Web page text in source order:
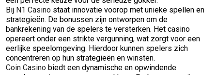
Bij N1 Casino staat innovatie voorop met unieke spellen en
strategieën. De bonussen zijn ontworpen om de
bankrekening van de spelers te versterken. Het casino
opereert onder een strikte vergunning, wat zorgt voor een
eerlijke speelomgeving. Hierdoor kunnen spelers zich
concentreren op hun strategieën en winsten.
Coin Casino biedt een dynamische en opwindende